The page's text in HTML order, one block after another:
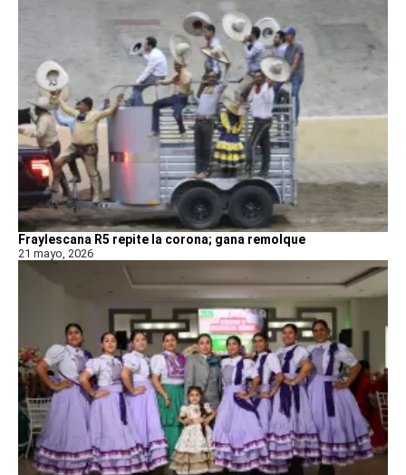
Fraylescana R5 repite la corona; gana remolque
21 mayo, 2026